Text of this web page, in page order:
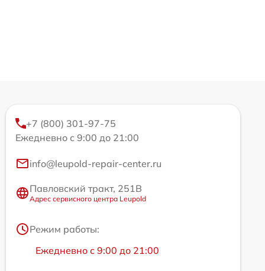
+7 (800) 301-97-75
Ежедневно с 9:00 до 21:00
info@leupold-repair-center.ru
Павловский тракт, 251В
Адрес сервисного центра Leupold
Режим работы:
Ежедневно с 9:00 до 21:00